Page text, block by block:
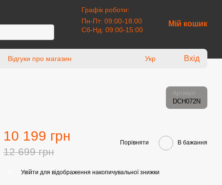
Графік роботи:
Пн-Пт: 09:00-18:00
Сб-Нд: 09:00-15:00
Мій кошик
Відгуки про магазин Укр Вхід
Артикул
DCH072N
10 199 грн
12 699 грн
Порівняти В бажання
Увійти для відображення накопичувальної знижки